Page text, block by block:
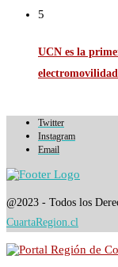
5
UCN es la
Twitter
Instagram
Email
@2023 - Todos los
CuartaRegion.cl